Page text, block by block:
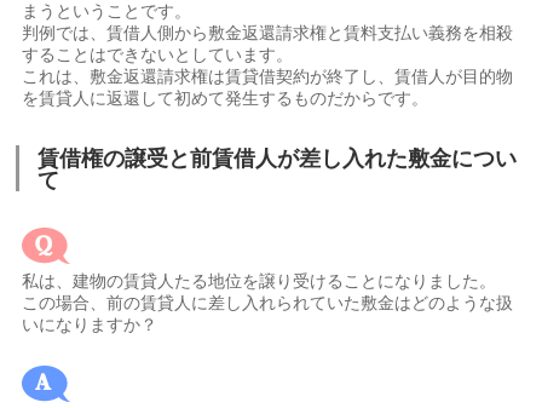
まうということです。
判例では、賃借人側から敷金返還請求権と賃料支払い義務を相殺
することはできないとしています。
これは、敷金返還請求権は賃貸借契約が終了し、賃借人が目的物
を賃貸人に返還して初めて発生するものだからです。
賃借権の譲受と前賃借人が差し入れた敷金につい
て
私は、建物の賃貸人たる地位を譲り受けることになりました。
この場合、前の賃貸人に差し入れられていた敷金はどのような扱
いになりますか？